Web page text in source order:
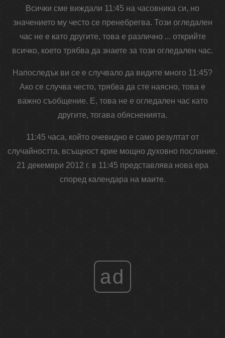
Всички сме виждали 11:45 на часовника си, но
значението му често се пренебрегва. Този огледален
час не е като другите, това е различно ... открийте
всичко, което трябва да знаете за този огледален час.
Напоследък ви се е случвало да видите много 11:45?
Ако се случва често, трябва да сте наясно, това е
важно съобщение. Е, това не е огледален час като
другите, тогава обясненията.
11:45 часа, който очевидно е само резултат от
случайността, всъщност крие мощно духовно послание.
21 декември 2012 г. в 11:45 представлява нова ера
според календара на маите.
ad